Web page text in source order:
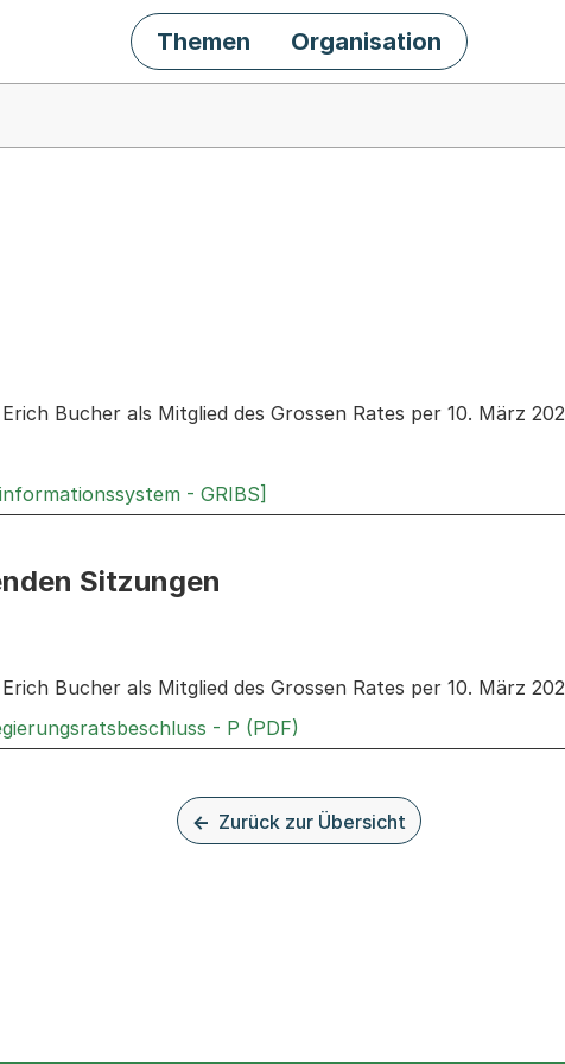
Themen Organisation
Bucher als Mitglied des Grossen Rates per 10. März
- GRIBS]
Sitzungen
Informationen zu den Sitzungen zum Geschäft
Bucher als Mitglied des Grossen Rates per 10. März
- P (PDF)
Zurück zur Übersicht